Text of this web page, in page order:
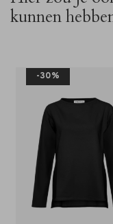
kunnen
-30%